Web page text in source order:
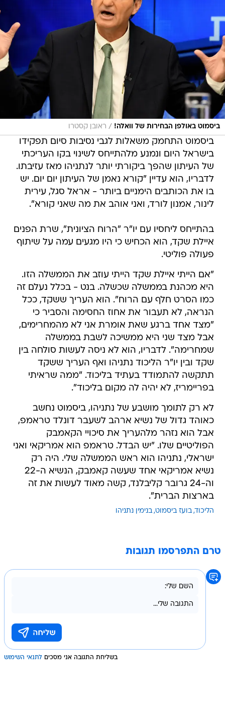
ביסמוט באולפן הבחירות של וואלה! / ראובן קסטרו
ביסמוט התחמק משאלות לגבי נסיבות סיום תפקידו
בישראל היום ונמנע מלהתייחס לשינוי בקו העריכתי
של העיתון שהפך ביקורתי יותר לנתניהו מאז עזיבתו.
לדבריו, הוא עדיין "קורא נאמן של העיתון יום יום. יש
בו את הכותבים הימניים ביותר - אראל סגל, עירית
לינור, אמנון לורד, ואני אוהב את מה שאני קורא".
בהתייחס ליחסיו עם יו"ר "הרוח הציונית", שרת הפנים
איילת שקד, הוא הכחיש כי היו מגעים עמה על שיתוף
פעולה פוליטי.
"אם הייתי איילת שקד הייתי עוזב את הממשלה הזו.
היא מכהנת בממשלה שכשלה. בנט - בכלל נעלם זה
כמו הסרט חלף עם הרוח". הוא העריך ששקד, ככל
הנראה, לא תעבור את אחוז החסימה והסביר כי
"מצד אחד ברגע שאת אומרת אני לא מהמחרימים,
אבל מצד שני היא ממשיכה לשבת בממשלה
שמחרימה". לדבריו, הוא לא ניסה לעשות סולחה בין
שקד ובין יו"ר הליכוד נתניהו ואף העריך ששקד
תתקשה להתמודד בעתיד בליכוד. "ממה שראיתי
בפריימריז, לא יהיה לה מקום בליכוד".
לא רק לתומך מושבע של נתניהו, ביסמוט נחשב
כאוהד גדול של נשיא ארהב לשעבר דונלד טראמפ,
אבל הוא נזהר מלהעריך את סיכויי הקאמבק
הפוליטיים שלו. "יש הבדל. טראמפ הוא אמריקאי ואני
ישראלי, נתניהו הוא ראש הממשלה שלי. היה רק
נשיא אמריקאי אחד שעשה קאמבק, הנשיא ה-22
וה-24 גרובר קליבלנד, קשה מאוד לעשות את זה
בארצות הברית".
הליכוד בועז ביסמוט בנימין נתניהו
טרם התפרסמו תגובות
בשליחת התגובה אני מסכים לתנאי השימוש